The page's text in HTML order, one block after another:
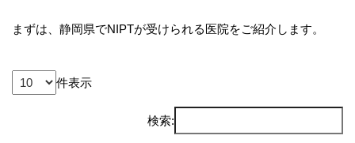
まずは、静岡県でNIPTが受けられる医院をご紹介します。
件表示
検索: